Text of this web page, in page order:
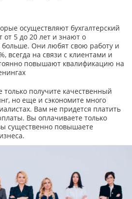
осуществляют бухгалтерский
от 5 до 20 лет и знают о
больше. Они любят свою работу и
всегда на связи с клиентами и
повышают квалификацию на
получите качественный
но еще и сэкономите много
Вам не придется платить
Вы оплачиваете только
существенно повышаете